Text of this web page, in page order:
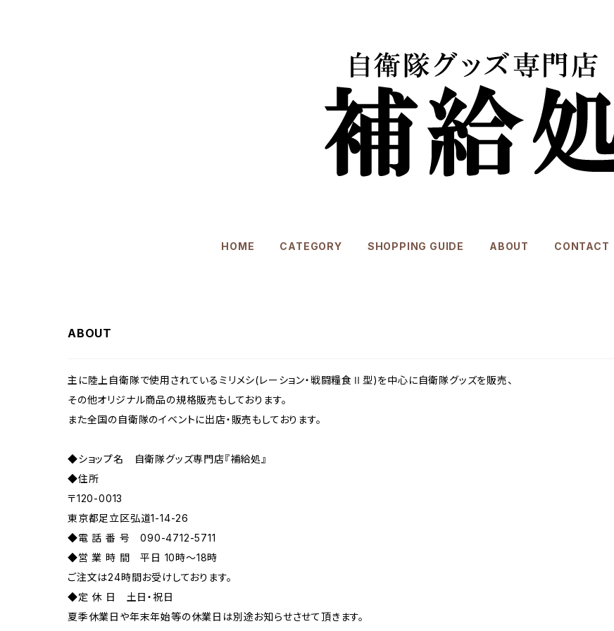
HOME CATEGORY SHOPPING GUIDE ABOUT CONTACT
ABOUT
主に陸上自衛隊で使用されているミリメシ(レーション・戦闘糧食Ⅱ型)を中心に自衛隊グッズを販売、
その他オリジナル商品の規格販売もしております。
また全国の自衛隊のイベントに出店・販売もしております。
◆ショップ名 自衛隊グッズ専門店『補給処』
◆住所
〒120-0013
東京都足立区弘道1-14-26
◆電 話 番 号 090-4712-5711
◆営 業 時 間 平日 10時〜18時
ご注文は24時間お受けしております。
◆定 休 日 土日・祝日
夏季休業日や年末年始等の休業日は別途お知らせさせて頂きます。